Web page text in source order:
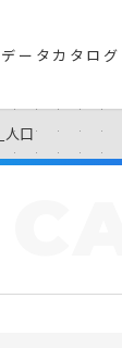
ータカタログ
口